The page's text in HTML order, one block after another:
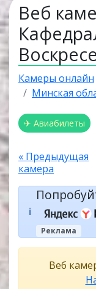
Веб
Камеры онлайн
Минская
✈ Авиабилеты
« Предыдущая
камера
ℹ️
Реклама
Веб